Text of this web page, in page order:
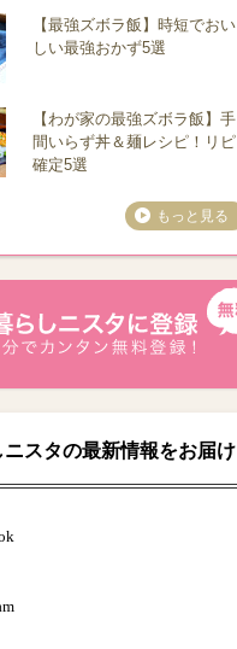
【最強ズボラ飯】時短でおい
しい最強おかず5選
【わが家の最強ズボラ飯】手
間いらず丼＆麺レシピ！リピ
確定5選
もっと見る
ニスタの最新情報をお届け